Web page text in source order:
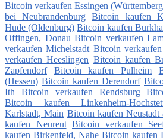
Bitcoin verkaufen Essingen
bei Neubrandenburg
Bitcoin kaufen
Hude (Oldenburg) Bitcoin kaufen
Offingen, Donau Bitcoin verkaufen
verkaufen Michelstadt Bitcoin
verkaufen Heeslingen Bitcoin kaufen
Zapfendorf
Bitcoin kaufen Pulheim
(Hessen) Bitcoin kaufen Derendorf
Ith
Bitcoin verkaufen Rendsburg
Bitcoin kaufen Linkenheim-
Karlstadt, Main Bitcoin kaufen Neustadt
kaufen Neureut Bitcoin verkaufen
kaufen Birkenfeld, Nahe Bitcoin kaufen